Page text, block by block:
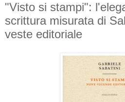
"Visto si stampi":
scrittura misurata di
veste editoriale